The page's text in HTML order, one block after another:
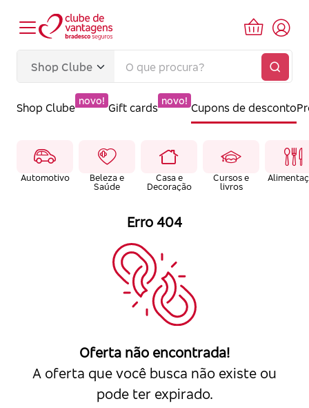
Shop Clube
novo!
Gift cards
novo!
Cupons de desconto
Automotivo
Beleza e
Saúde
Casa e
Decoração
Cursos e
livros
Erro 404
Oferta não encontrada!
A oferta que você busca não existe ou
pode ter expirado.